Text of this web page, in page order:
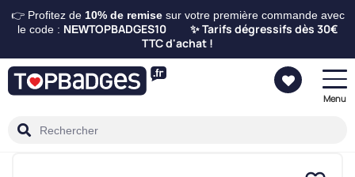
👉 Profitez de 10% de remisesur votre première commande avec
le code : NEWTOPBADGES10 ✨ Tarifs dégressifs dès 30€
TTC d'achat !
Menu